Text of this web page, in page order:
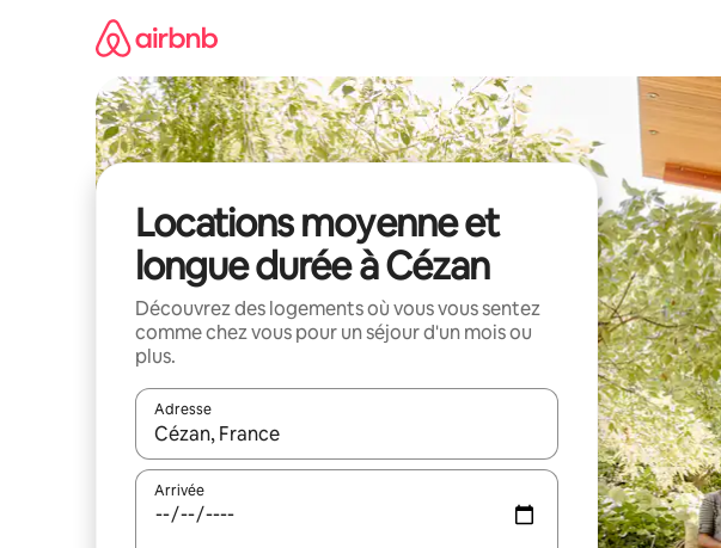
Locations moyenne et
longue durée à Cézan
Découvrez des logements où vous vous sentez
comme chez vous pour un séjour d'un mois ou
plus.
Adresse
Lorsque les résultats s'affichent, utilisez les flèches vers le haut et vers le
Arrivée